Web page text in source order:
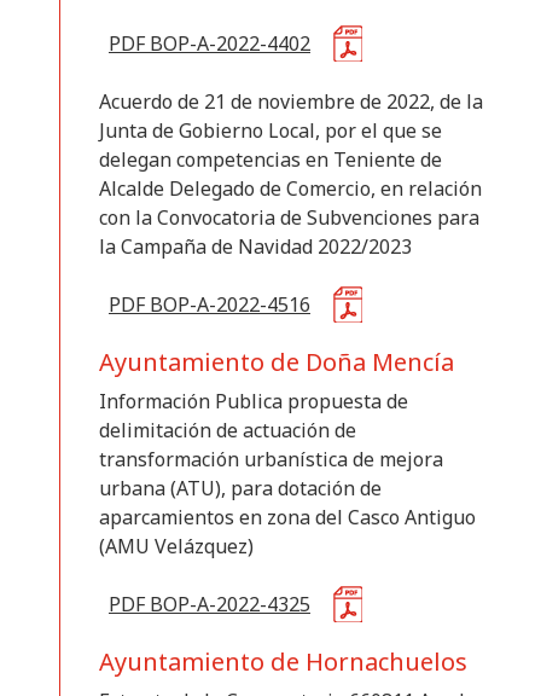
PDF BOP-A-2022-4402
Acuerdo de 21 de noviembre de 2022, de la
Junta de Gobierno Local, por el que se
delegan competencias en Teniente de
Alcalde Delegado de Comercio, en relación
con la Convocatoria de Subvenciones para
la Campaña de Navidad 2022/2023
PDF BOP-A-2022-4516
Ayuntamiento de Doña Mencía
Información Publica propuesta de
delimitación de actuación de
transformación urbanística de mejora
urbana (ATU), para dotación de
aparcamientos en zona del Casco Antiguo
(AMU Velázquez)
PDF BOP-A-2022-4325
Ayuntamiento de Hornachuelos